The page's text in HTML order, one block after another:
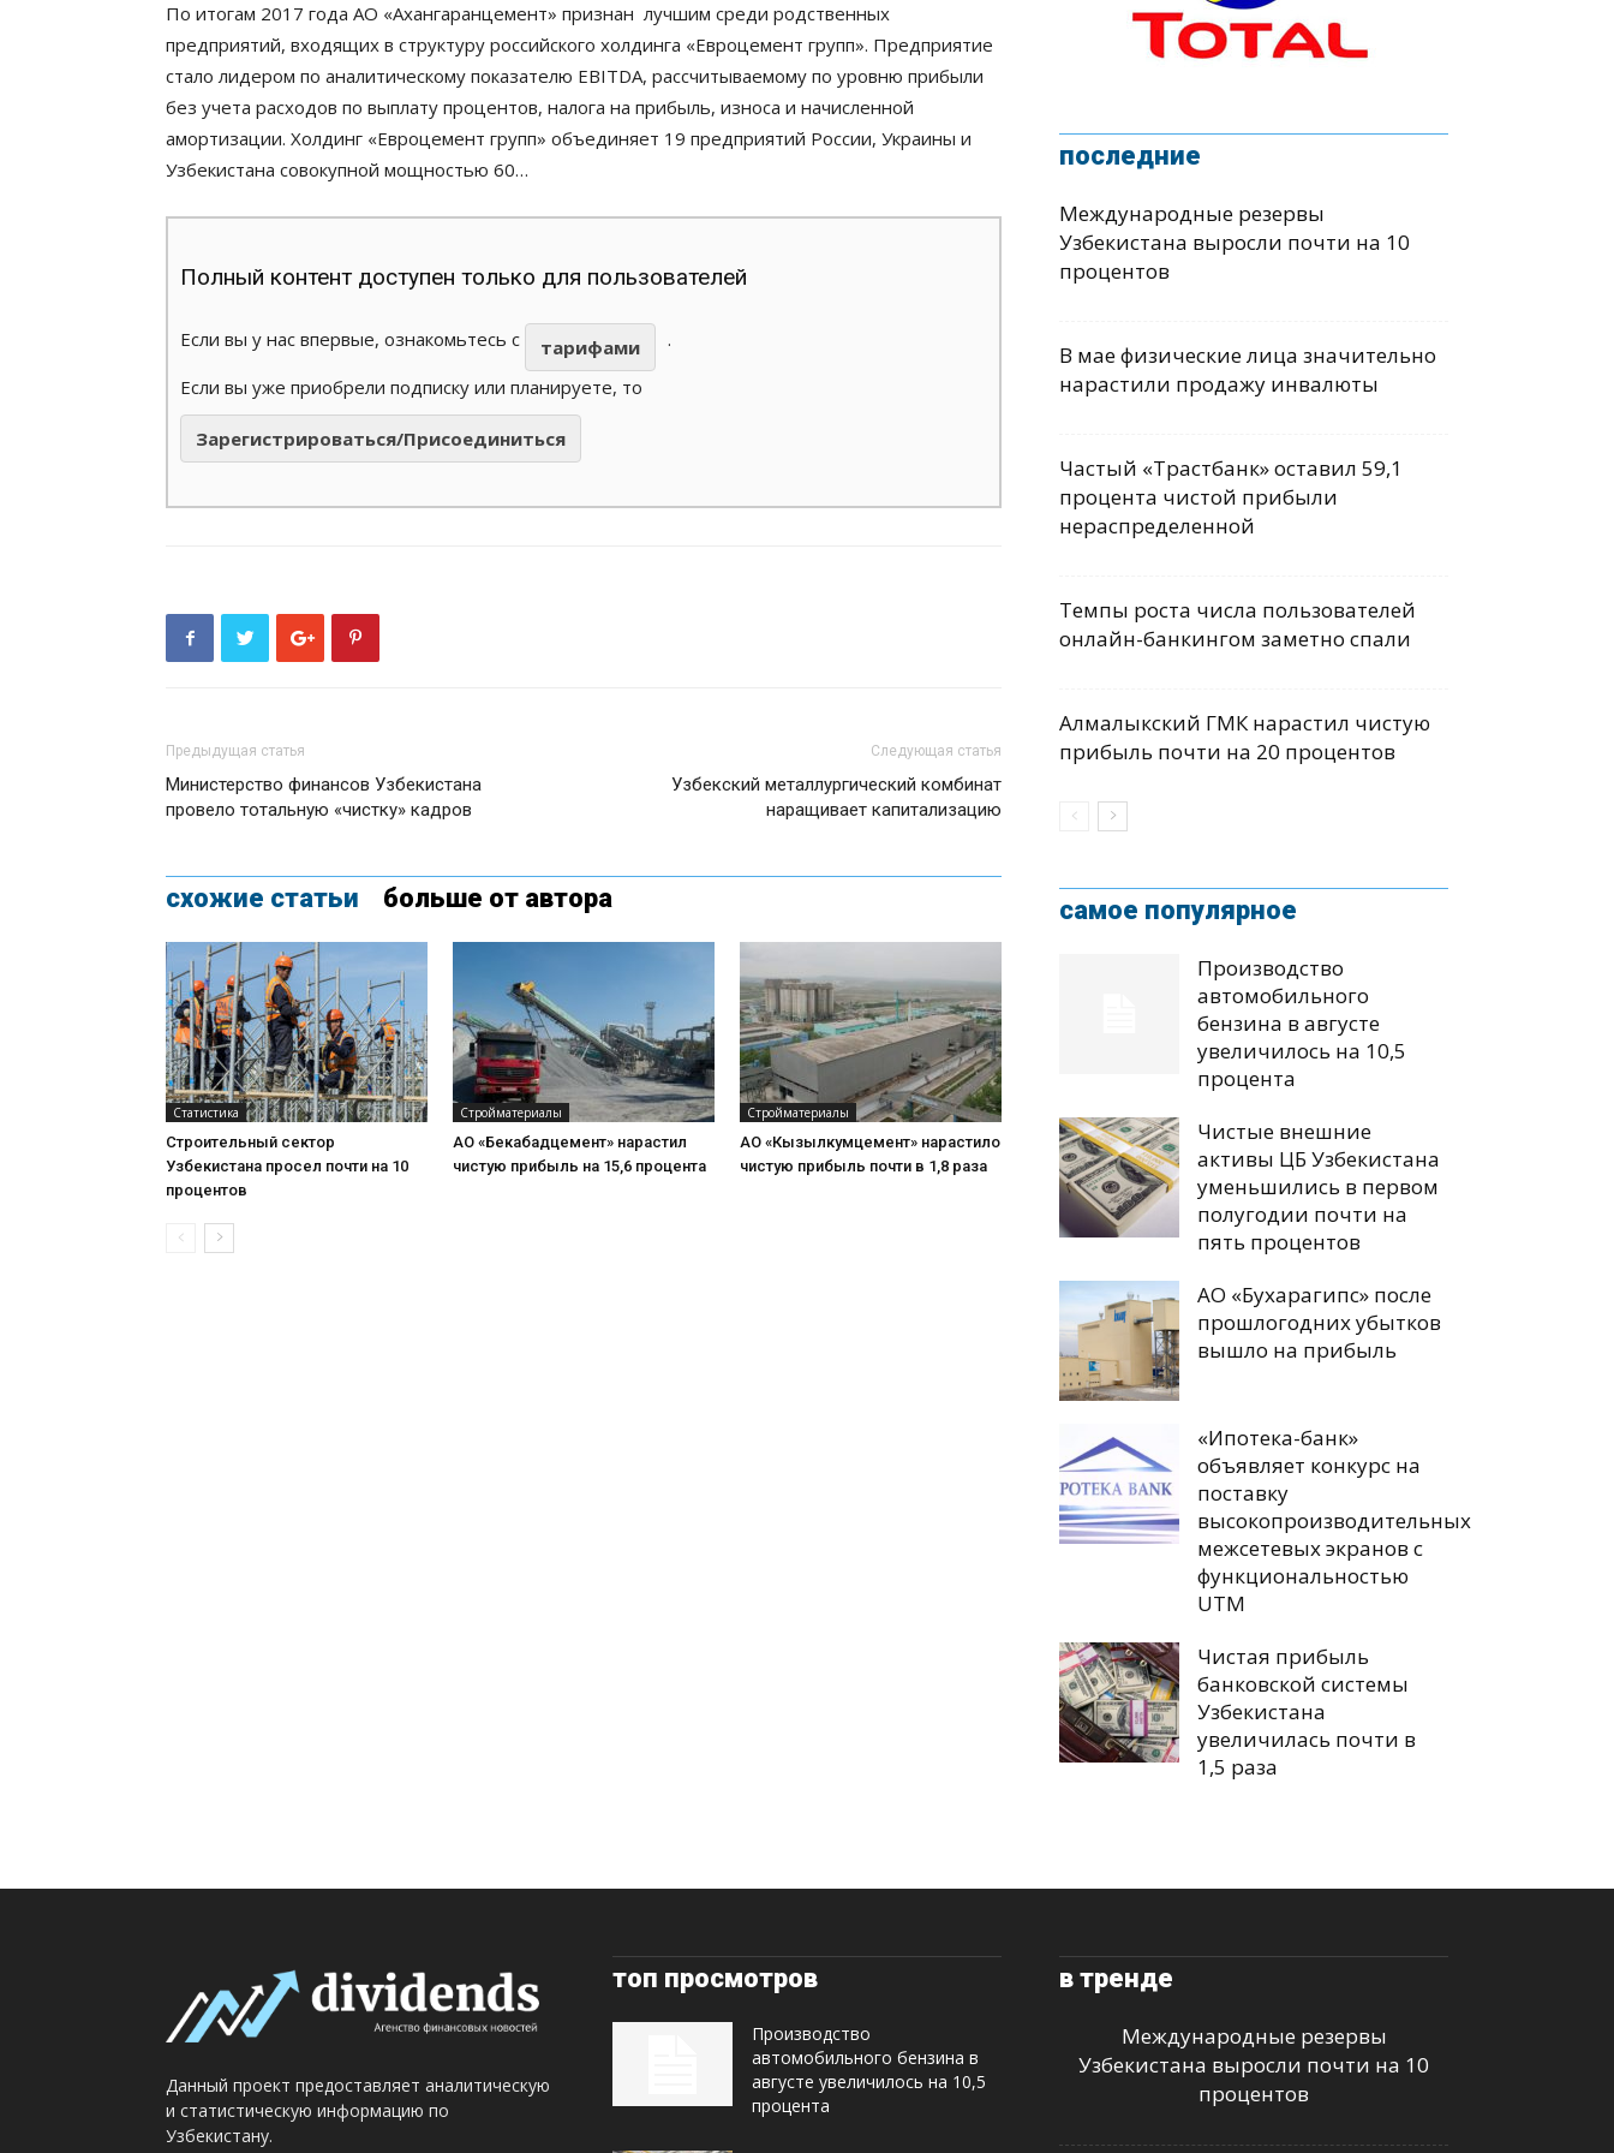
По итогам 2017 года АО «Ахангаранцемент» признан лучшим среди родственных
предприятий, входящих в структуру российского холдинга «Евроцемент групп». Предприятие
стало лидером по аналитическому показателю EBITDA, рассчитываемому по уровню прибыли
без учета расходов по выплату процентов, налога на прибыль, износа и начисленной
амортизации. Холдинг «Евроцемент групп» объединяет 19 предприятий России, Украины и
Узбекистана совокупной мощностью 60…
Полный контент доступен только для пользователей
Если вы у нас впервые, ознакомьтесь с тарифами
.
Если вы уже приобрели подписку или планируете, то
Зарегистрироваться/Присоединиться
Предыдущая статья
Министерство финансов Узбекистана
провело тотальную «чистку» кадров
Следующая статья
Узбекский металлургический комбинат
наращивает капитализацию
схожие статьи больше от автора
Статистика
Строительный сектор
Узбекистана просел почти на 10
процентов
Стройматериалы
АО «Бекабадцемент» нарастил
чистую прибыль на 15,6 процента
Стройматериалы
АО «Кызылкумцемент» нарастило
чистую прибыль почти в 1,8 раза
последние
Международные резервы
Узбекистана выросли почти на 10
процентов
В мае физические лица значительно
нарастили продажу инвалюты
Частый «Трастбанк» оставил 59,1
процента чистой прибыли
нераспределенной
Темпы роста числа пользователей
онлайн-банкингом заметно спали
Алмалыкский ГМК нарастил чистую
прибыль почти на 20 процентов
самое популярное
Производство
автомобильного
бензина в августе
увеличилось на 10,5
процента
Чистые внешние
активы ЦБ Узбекистана
уменьшились в первом
полугодии почти на
пять процентов
АО «Бухарагипс» после
прошлогодних убытков
вышло на прибыль
«Ипотека-банк»
объявляет конкурс на
поставку
высокопроизводительных
межсетевых экранов с
функциональностью
UTM
Чистая прибыль
банковской системы
Узбекистана
увеличилась почти в
1,5 раза
Данный проект предоставляет аналитическую
и статистическую информацию по
Узбекистану.
топ просмотров
Производство
автомобильного бензина в
августе увеличилось на 10,5
процента
в тренде
Международные резервы
Узбекистана выросли почти на 10
процентов